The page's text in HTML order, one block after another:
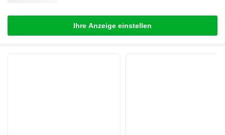
Ihre Anzeige einstellen